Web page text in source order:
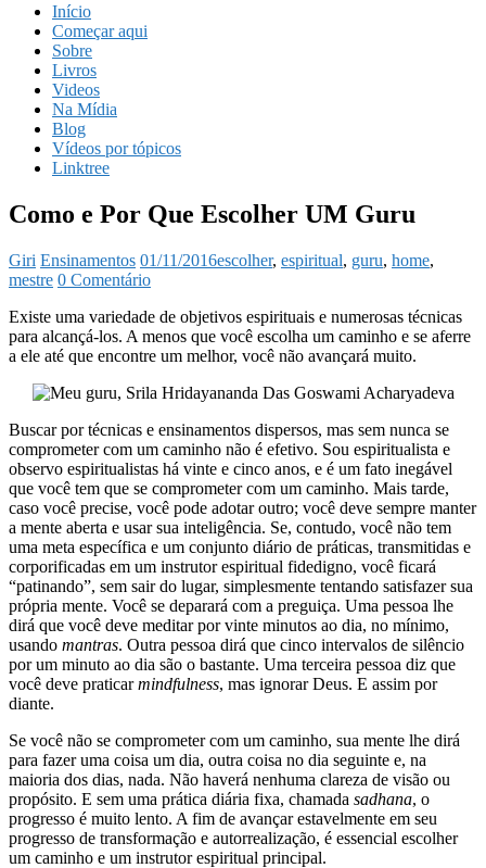
Início
Começar aqui
Sobre
Livros
Videos
Na Mídia
Blog
Vídeos por tópicos
Linktree
Como e Por Que Escolher UM Guru
Giri Ensinamentos 01/11/2016escolher, espiritual, guru, home,
mestre 0 Comentário
Existe uma variedade de objetivos espirituais e numerosas técnicas
para alcançá-los. A menos que você escolha um caminho e se aferre
a ele até que encontre um melhor, você não avançará muito.
Buscar por técnicas e ensinamentos dispersos, mas sem nunca se
comprometer com um caminho não é efetivo. Sou espiritualista e
observo espiritualistas há vinte e cinco anos, e é um fato inegável
que você tem que se comprometer com um caminho. Mais tarde,
caso você precise, você pode adotar outro; você deve sempre manter
a mente aberta e usar sua inteligência. Se, contudo, você não tem
uma meta específica e um conjunto diário de práticas, transmitidas e
corporificadas em um instrutor espiritual fidedigno, você ficará
“patinando”, sem sair do lugar, simplesmente tentando satisfazer sua
própria mente. Você se deparará com a preguiça. Uma pessoa lhe
dirá que você deve meditar por vinte minutos ao dia, no mínimo,
usando mantras. Outra pessoa dirá que cinco intervalos de silêncio
por um minuto ao dia são o bastante. Uma terceira pessoa diz que
você deve praticarmindfulness, mas ignorar Deus. E assim por
diante.
Se você não se comprometer com um caminho, sua mente lhe dirá
para fazer uma coisa um dia, outra coisa no dia seguinte e, na
maioria dos dias, nada. Não haverá nenhuma clareza de visão ou
propósito. E sem uma prática diária fixa, chamada sadhana, o
progresso é muito lento. A fim de avançar estavelmente em seu
progresso de transformação e autorrealização, é essencial escolher
um caminho e um instrutor espiritual principal.